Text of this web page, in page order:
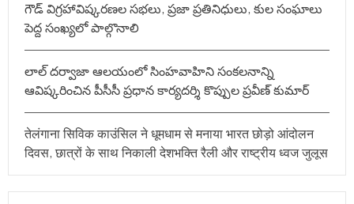
గౌడ్ విగ్రహావిష్కరణల సభలు, ప్రజా ప్రతినిధులు, కుల సంఘాలు
పెద్ద సంఖ్యలో పాల్గొనాలి
లాల్ దర్వాజా ఆలయంలో సింహవాహిని సంకలనాన్ని
ఆవిష్కరించిన పీసీసీ ప్రధాన కార్యదర్శి కొప్పుల ప్రవీణ్ కుమార్
तेलंगाना सिविक काउंसिल ने धूमधाम से मनाया भारत छोड़ो आंदोलन
दिवस, छात्रों के साथ निकाली देशभक्ति रैली और राष्ट्रीय ध्वज जुलूस